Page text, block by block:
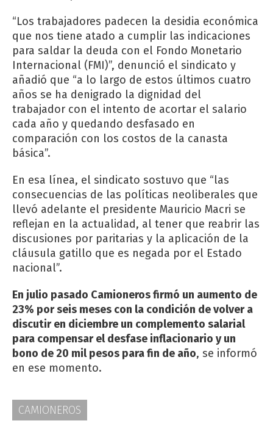
“Los trabajadores padecen la desidia económica
que nos tiene atado a cumplir las indicaciones
para saldar la deuda con el Fondo Monetario
Internacional (FMI)”, denunció el sindicato y
añadió que “a lo largo de estos últimos cuatro
años se ha denigrado la dignidad del
trabajador con el intento de acortar el salario
cada año y quedando desfasado en
comparación con los costos de la canasta
básica”.
En esa línea, el sindicato sostuvo que “las
consecuencias de las políticas neoliberales que
llevó adelante el presidente Mauricio Macri se
reflejan en la actualidad, al tener que reabrir las
discusiones por paritarias y la aplicación de la
cláusula gatillo que es negada por el Estado
nacional”.
En julio pasado Camioneros firmó un aumento de
23% por seis meses con la condición de volver a
discutir en diciembre un complemento salarial
para compensar el desfase inflacionario y un
bono de 20 mil pesos para fin de año, se informó
en ese momento.
CAMIONEROS